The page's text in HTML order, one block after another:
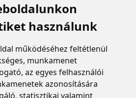
használunk
működéséhez feltétlenül
munkamenet
az egyes felhasználói
azonosítására
statisztikai valamint